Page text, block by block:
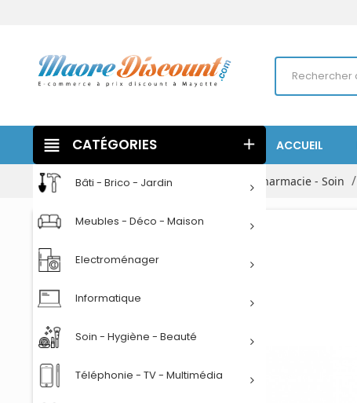
ACCUEIL
view_headline CATÉGORIES add
Bâti - Brico - Jardin
Meubles - Déco - Maison
Electroménager
Informatique
Soin - Hygiène - Beauté
Téléphonie - TV - Multimédia
Accueil Soin - Hygiène - Beauté Parapharmacie - Soin